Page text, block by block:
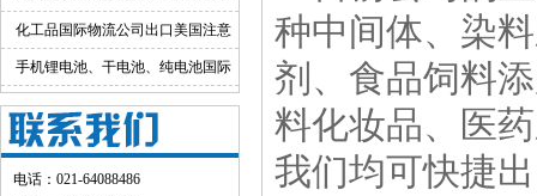
均可邮寄
化工品国际物流公司出口美国注意
事项
手机锂电池、干电池、纯电池国际
快递出口：品类特色+全运输方式详
解
电话：021-64088486
种中间体、染
剂、食品饲料
料化妆品、医
我们均可快捷